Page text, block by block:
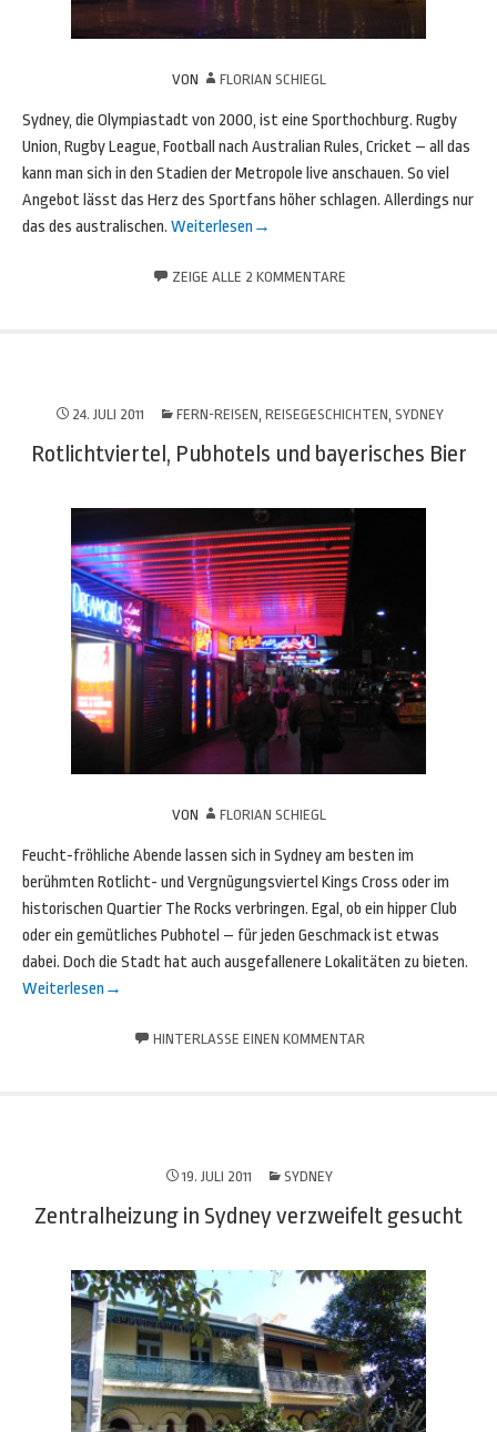
VON FLORIAN SCHIEGL
Sydney, die Olympiastadt von 2000, ist eine Sporthochburg. Rugby
Union, Rugby League, Football nach Australian Rules, Cricket – all das
kann man sich in den Stadien der Metropole live anschauen. So viel
Angebot lässt das Herz des Sportfans höher schlagen. Allerdings nur
das des australischen. Weiterlesen →
ZEIGE ALLE 2 KOMMENTARE
24. JULI 2011 FERN-REISEN, REISEGESCHICHTEN, SYDNEY
Rotlichtviertel, Pubhotels und bayerisches Bier
VON FLORIAN SCHIEGL
Feucht-fröhliche Abende lassen sich in Sydney am besten im
berühmten Rotlicht- und Vergnügungsviertel Kings Cross oder im
historischen Quartier The Rocks verbringen. Egal, ob ein hipper Club
oder ein gemütliches Pubhotel – für jeden Geschmack ist etwas
dabei. Doch die Stadt hat auch ausgefallenere Lokalitäten zu bieten.
Weiterlesen →
HINTERLASSE EINEN KOMMENTAR
19. JULI 2011 SYDNEY
Zentralheizung in Sydney verzweifelt gesucht